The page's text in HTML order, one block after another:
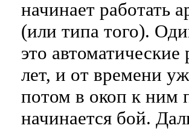
начинает работать
(или типа того).
это
лет, и от времени
потом в окоп к ним
начинается бой.